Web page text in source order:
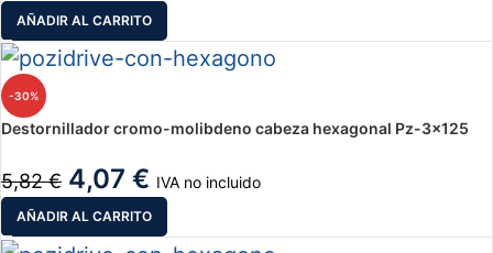
AÑADIR AL CARRITO
-30%
Destornillador cromo-molibdeno cabeza hexagonal Pz-3×125
5,82€ 4,07 € IVA no incluido
AÑADIR AL CARRITO